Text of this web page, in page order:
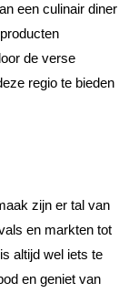
een culinair diner
de verse
regio te bieden
zijn er tal van
en markten tot
altijd wel iets te
en geniet van